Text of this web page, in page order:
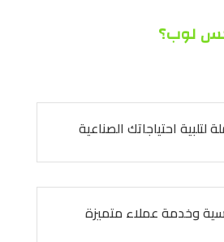
لوب؟
لتلبية احتياجاتك الصناعية
وخدمة عملاء متميزة